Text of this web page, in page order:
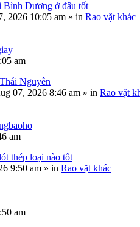
Bình Dương ở đâu tốt
2026 10:05 am » in Rao vặt khác
am
Nguyên
07, 2026 8:46 am » in Rao vặt
am
thép loại nào tốt
9:50 am » in Rao vặt khác
am